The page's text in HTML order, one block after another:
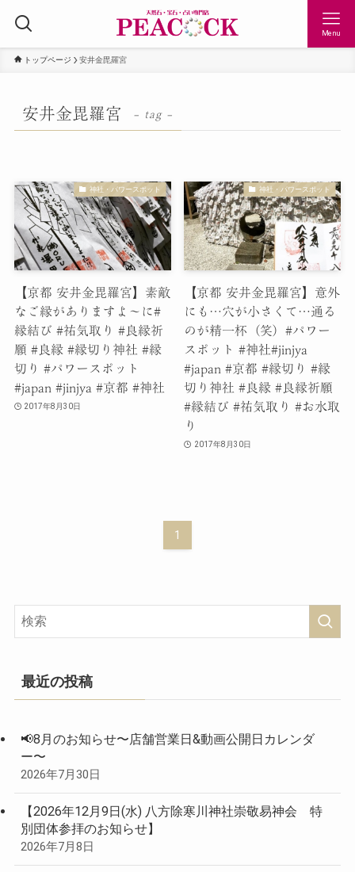
Menu
トップページ 安井金毘羅宮
安井金毘羅宮 – tag –
神社・パワースポット
【京都 安井金毘羅宮】素敵
なご縁がありますよ〜に#
縁結び #祐気取り #良縁祈
願 #良縁 #縁切り神社 #縁
切り #パワースポット
#japan #jinjya #京都 #神社
2017年8月30日
神社・パワースポット
【京都 安井金毘羅宮】意外
にも…穴が小さくて…通る
のが精一杯（笑）#パワー
スポット #神社#jinjya
#japan #京都 #縁切り #縁
切り神社 #良縁 #良縁祈願
#縁結び #祐気取り #お水取
り
2017年8月30日
1
最近の投稿
📢8月のお知らせ〜店舗営業日&動画公開日カレンダ
ー〜
2026年7月30日
【2026年12月9日(水) 八方除寒川神社崇敬易神会 特
別団体参拝のお知らせ】
2026年7月8日